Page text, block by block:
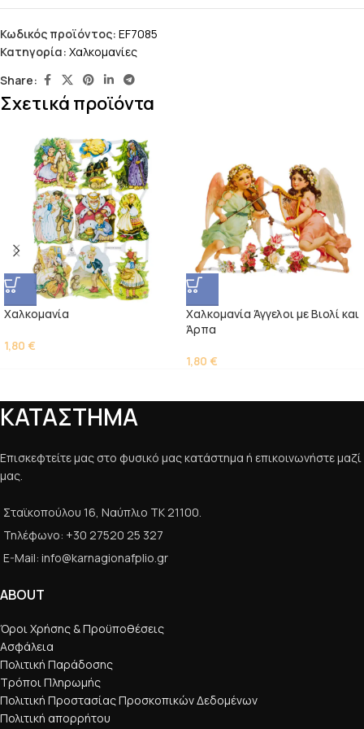
Κωδικός προϊόντος: EF7085
Κατηγορία: Χαλκομανίες
Share:
Σχετικά προϊόντα
Χαλκομανία
1,80 €
Χαλκομανία Άγγελοι με Βιολί και
Άρπα
1,80 €
ΚΑΤΑΣΤΗΜΑ
Επισκεφτείτε μας στο φυσικό μας κατάστημα ή επικοινωνήστε μαζί
μας.
Σταϊκοπούλου 16, Ναύπλιο ΤΚ 21100.
Τηλέφωνο: +30 27520 25 327
E-Mail: info@karnagionafplio.gr
ABOUT
Όροι Χρήσης & Προϋποθέσεις
Ασφάλεια
Πολιτική Παράδοσης
Τρόποι Πληρωμής
Πολιτική Προστασίας Προσκοπικών Δεδομένων
Πολιτική απορρήτου